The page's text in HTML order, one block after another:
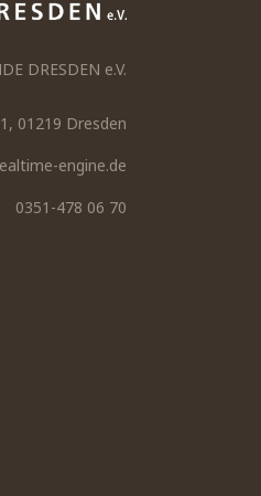
DRESDEN e.V.
01219 Dresden
engine.de
0351-478 06 70